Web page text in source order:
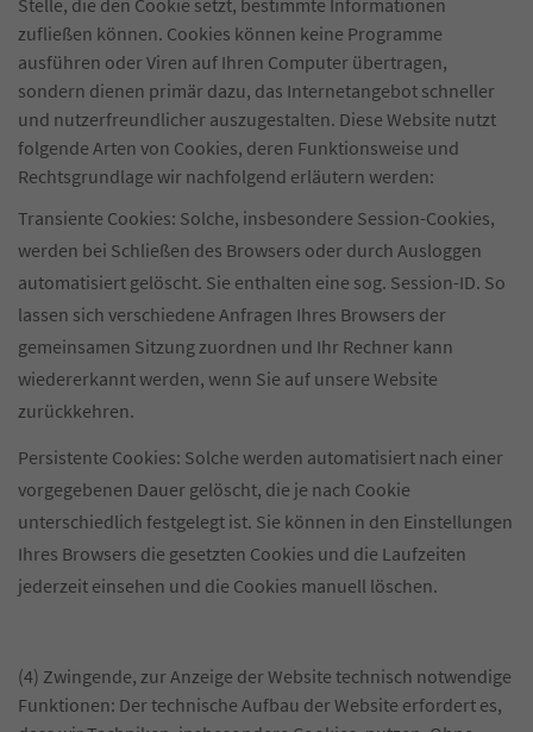
Stelle, die den Cookie setzt, bestimmte Informationen
zufließen können. Cookies können keine Programme
ausführen oder Viren auf Ihren Computer übertragen,
sondern dienen primär dazu, das Internetangebot schneller
und nutzerfreundlicher auszugestalten. Diese Website nutzt
folgende Arten von Cookies, deren Funktionsweise und
Rechtsgrundlage wir nachfolgend erläutern werden:
Transiente Cookies: Solche, insbesondere Session-Cookies,
werden bei Schließen des Browsers oder durch Ausloggen
automatisiert gelöscht. Sie enthalten eine sog. Session-ID. So
lassen sich verschiedene Anfragen Ihres Browsers der
gemeinsamen Sitzung zuordnen und Ihr Rechner kann
wiedererkannt werden, wenn Sie auf unsere Website
zurückkehren.
Persistente Cookies: Solche werden automatisiert nach einer
vorgegebenen Dauer gelöscht, die je nach Cookie
unterschiedlich festgelegt ist. Sie können in den Einstellungen
Ihres Browsers die gesetzten Cookies und die Laufzeiten
jederzeit einsehen und die Cookies manuell löschen.
(4) Zwingende, zur Anzeige der Website technisch notwendige
Funktionen: Der technische Aufbau der Website erfordert es,